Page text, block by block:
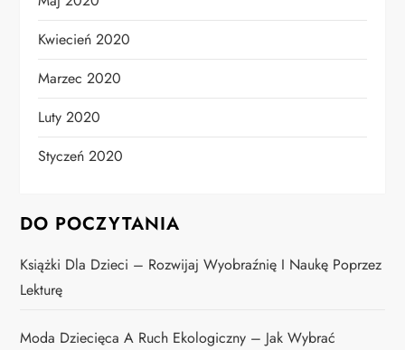
Kwiecień 2020
Marzec 2020
Luty 2020
Styczeń 2020
DO POCZYTANIA
Książki Dla Dzieci – Rozwijaj Wyobraźnię I Naukę Poprzez
Lekturę
Moda Dziecięca A Ruch Ekologiczny – Jak Wybrać